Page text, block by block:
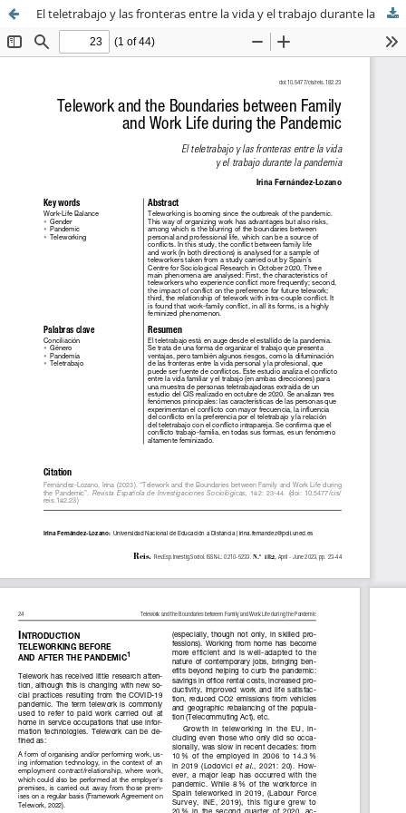
El teletrabajo y las fronteras entre la vida y el trabajo durante la pandemia